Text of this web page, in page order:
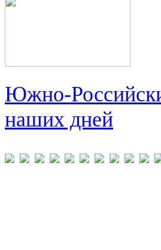
Южно-
наших дней